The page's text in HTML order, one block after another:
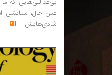
عین حال، ستایشی
شادی‌هایش ...